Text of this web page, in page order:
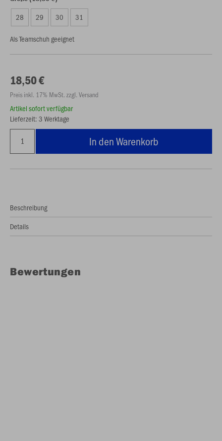
28 29 30 31
Als Teamschuh geeignet
18,50 €
Preis inkl. 17% MwSt. zzgl. Versand
Artikel sofort verfügbar
Lieferzeit: 3 Werktage
In den Warenkorb
Beschreibung
Details
Bewertungen